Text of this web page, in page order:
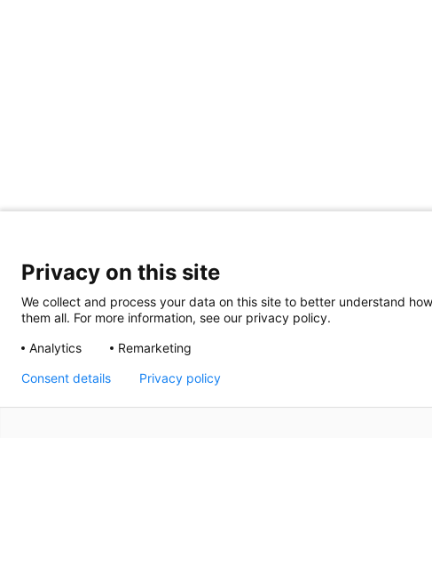
Privacy on this site
We collect and process your data on this site to better understand
them all. For more information, see our privacy policy.
Analytics
Remarketing
Consent details Privacy policy